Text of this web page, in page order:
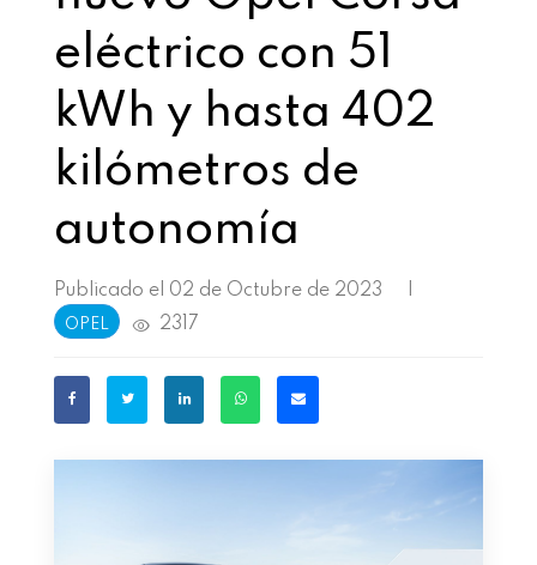
eléctrico con 51
kWh y hasta 402
kilómetros de
autonomía
Publicado el 02 de Octubre de 2023 |
OPEL 2317